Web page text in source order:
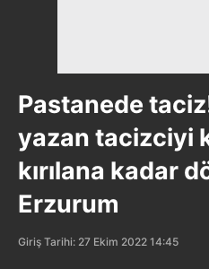
Pastanede
yazan tacizciyi
kırılana kadar
Erzurum
Giriş Tarihi: 27 Ekim 2022 14:45